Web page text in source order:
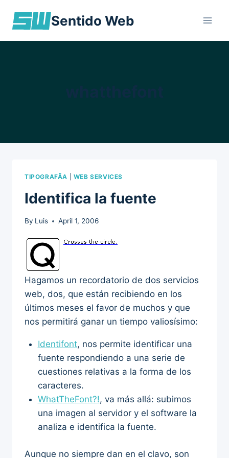
Sentido Web
TIPOGRAFÃ­A WEB SERVICES
Identifica la fuente
By Luis April 1, 2006
Hagamos un recordatorio de dos servicios
web, dos, que están recibiendo en los
últimos meses el favor de muchos y que
nos permitirá ganar un tiempo valiosísimo:
Identifont, nos permite identificar una
fuente respondiendo a una serie de
cuestiones relativas a la forma de los
caracteres.
WhatTheFont?!, va más allá: subimos
una imagen al servidor y el software la
analiza e identifica la fuente.
Aunque no siempre dan en el clavo, son